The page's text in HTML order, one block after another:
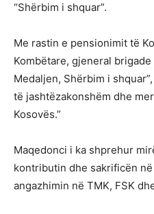
“Shërbim i shquar”.
Me rastin e pensionimit të
Kombëtare, gjeneral
Medaljen, Shërbim i
të jashtëzakonshëm dhe
Kosovës.”
Maqedonci i ka shprehur
kontributin dhe sakrificën
angazhimin në TMK, FSK